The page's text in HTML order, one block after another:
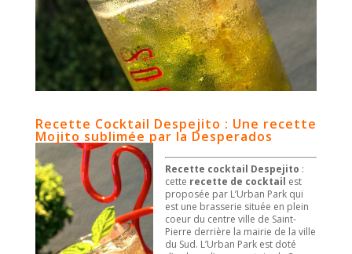
Recette Cocktail Despejito : Une recette
Mojito sublimée par la Desperados
Recette cocktail Despejito :
cette recette de cocktail est
proposée par L’Urban Park qui
est une brasserie située en plein
coeur du centre ville de Saint-
Pierre derrière la mairie de la ville
du Sud. L’Urban Park est doté